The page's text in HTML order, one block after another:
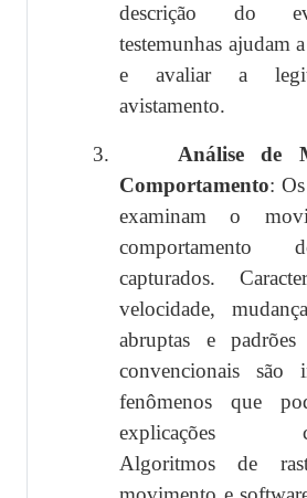
descrição do
testemunhas ajudam
e avaliar a
avistamento.
3.
Análise de
Comportamento:
examinam o
comportamento
capturados.
velocidade,
abruptas e
convencionais são
fenômenos que
explicações
Algoritmos de